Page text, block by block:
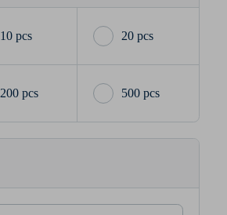
10 pcs 20 pcs
200 pcs 500 pcs